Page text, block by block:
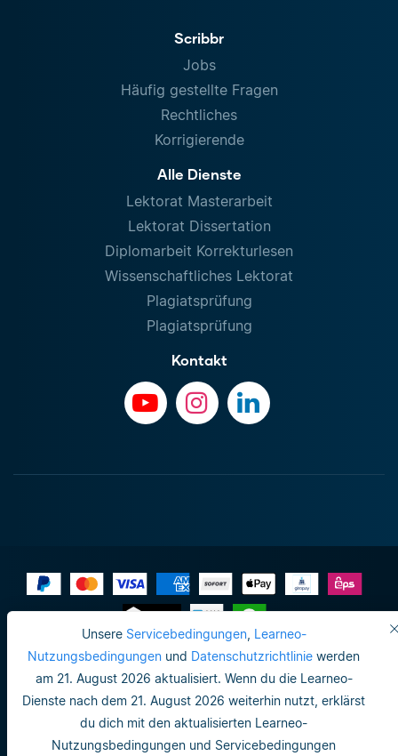
Unsere Servicebedingungen, Learneo-
Nutzungsbedingungen und Datenschutzrichtlinie werden
am 21. August 2026 aktualisiert. Wenn du die Learneo-
Dienste nach dem 21. August 2026 weiterhin nutzt, erklärst
du dich mit den aktualisierten Learneo-
Nutzungsbedingungen und Servicebedingungen
Scribbr
Jobs
Häufig gestellte Fragen
Rechtliches
Korrigierende
Alle Dienste
Lektorat Masterarbeit
Lektorat Dissertation
Diplomarbeit Korrekturlesen
Wissenschaftliches Lektorat
Plagiatsprüfung
Plagiatsprüfung
Kontakt
Impressum
Datenschutzrichtlinie
Do not sell or share my personal info
Nutzungsbedingungen